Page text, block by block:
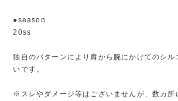
●season
20ss
独自のパターンにより肩から腕にかけてのシル
いです。
※スレやダメージ等はございませんが、数カ所